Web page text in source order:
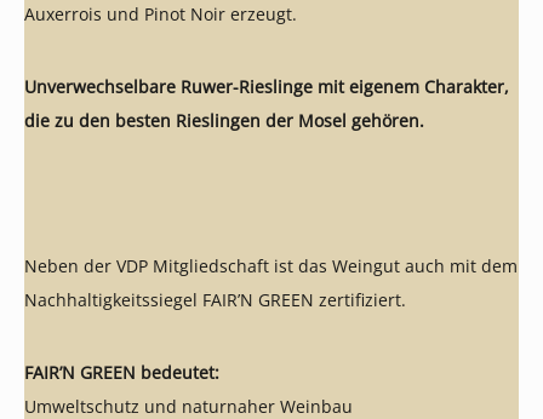
Auxerrois und Pinot Noir erzeugt.
Unverwechselbare Ruwer-Rieslinge mit eigenem Charakter,
die zu den besten Rieslingen der Mosel gehören.
Neben der VDP Mitgliedschaft ist das Weingut auch mit dem
Nachhaltigkeitssiegel FAIR’N GREEN zertifiziert.
FAIR’N GREEN bedeutet:
Umweltschutz und naturnaher Weinbau